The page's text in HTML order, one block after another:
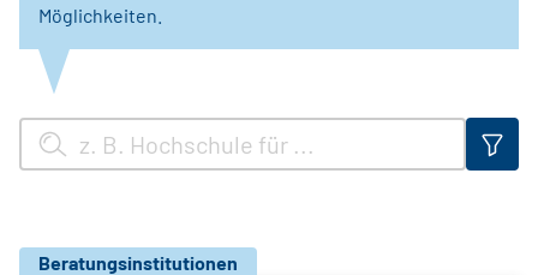
Möglichkeiten.
Beratungsinstitutionen